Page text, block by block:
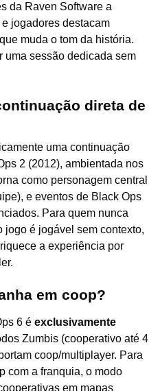
da Raven Software a
e jogadores destacam
muda o tom da história.
sessão dedicada sem
direta de
uma continuação
2 (2012), ambientada nos
como personagem central
e eventos de Black Ops
Para quem nunca
jogo é jogável sem contexto,
a experiência por
em coop?
6 é exclusivamente
Zumbis (cooperativo até 4
coop/multiplayer. Para
com a franquia, o modo
em mapas